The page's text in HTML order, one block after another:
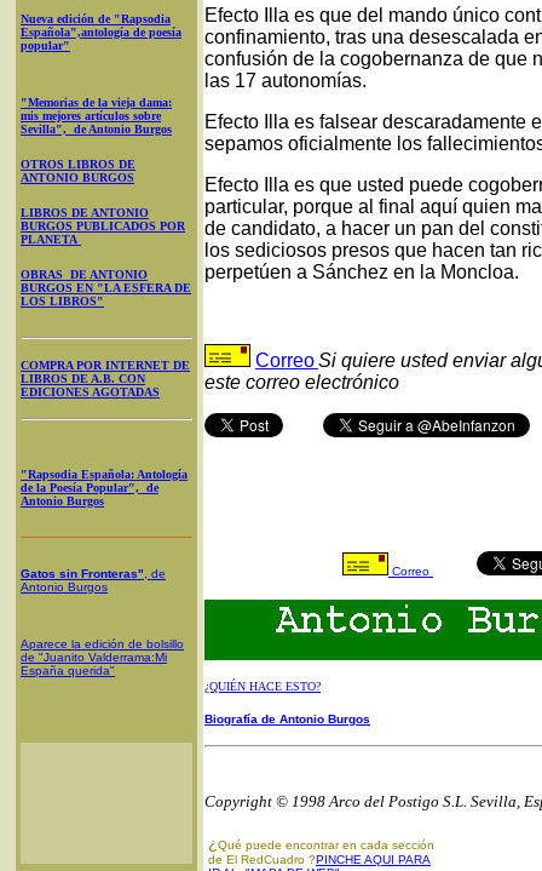
Nueva edición de "Rapsodia
Española",antología de poesía
popular"
"Memorias de la vieja dama:
mis mejores artículos sobre
Sevilla", de Antonio Burgos
OTROS LIBROS DE
ANTONIO BURGOS
LIBROS DE ANTONIO
BURGOS PUBLICADOS POR
PLANETA
OBRAS DE ANTONIO
BURGOS EN "LA ESFERA DE
LOS LIBROS"
COMPRA POR INTERNET DE
LIBROS DE A.B. CON
EDICIONES AGOTADAS
"Rapsodia Española: Antología
de la Poesía Popular", de
Antonio Burgos
Gatos sin Fronteras" , de
Antonio Burgos
Aparece la edición de bolsillo
de "Juanito Valderrama:Mi
España querida"
Efecto Illa es que del mando único
confinamiento, tras una desescalada
confusión de la cogobernanza de que
las 17 autonomías.
Efecto Illa es falsear descaradamente
sepamos oficialmente los
Efecto Illa es que usted puede
particular, porque al final aquí quien
de candidato, a hacer un pan del
los sediciosos presos que hacen tan
perpetúen a Sánchez en la Moncloa.
CorreoSi quiere usted enviar
este correo electrónico
Correo
¿QUIÉN HACE ESTO?
Biografía de Antonio Burgos
Copyright © 1998 Arco del Postigo S.L. Sevilla,
¿ Qué puede encontrar en cada sección
de El RedCuadro ?PINCHE AQUI PARA